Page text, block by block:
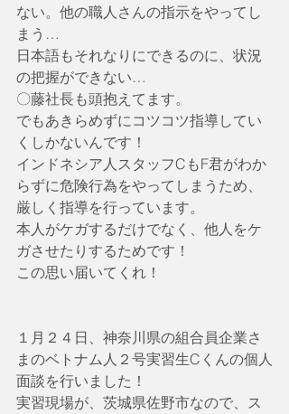
ない。他の職人さんの指示をやってし
まう…
日本語もそれなりにできるのに、状況
の把握ができない…
〇藤社長も頭抱えてます。
でもあきらめずにコツコツ指導してい
くしかないんです！
インドネシア人スタッフCもF君がわか
らずに危険行為をやってしまうため、
厳しく指導を行っています。
本人がケガするだけでなく、他人をケ
ガさせたりするためです！
この思い届いてくれ！
１月２４日、神奈川県の組合員企業さ
まのベトナム人２号実習生Cくんの個人
面談を行いました！
実習現場が、茨城県佐野市なので、ス